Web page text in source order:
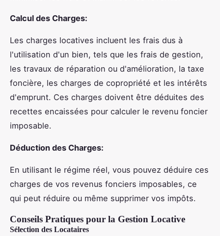
Calcul des Charges:
Les charges locatives incluent les frais dus à
l'utilisation d'un bien, tels que les frais de gestion,
les travaux de réparation ou d'amélioration, la taxe
foncière, les charges de copropriété et les intérêts
d'emprunt. Ces charges doivent être déduites des
recettes encaissées pour calculer le revenu foncier
imposable.
Déduction des Charges:
En utilisant le régime réel, vous pouvez déduire ces
charges de vos revenus fonciers imposables, ce
qui peut réduire ou même supprimer vos impôts.
Conseils Pratiques pour la Gestion Locative
Sélection des Locataires